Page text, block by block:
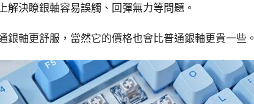
解決瞭銀軸容易誤觸、回彈無力等問題。
銀軸更舒服，當然它的價格也會比普通銀軸更貴一些。